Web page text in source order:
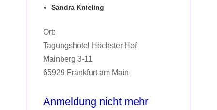
Sandra Knieling
Ort:
Tagungshotel Höchster Hof
Mainberg 3-11
65929 Frankfurt am Main
Anmeldung nicht mehr